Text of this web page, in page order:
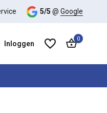
5/5 @ Google
Inloggen
0